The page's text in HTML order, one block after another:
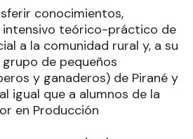
conocimientos,
intensivo teórico-práctico de
a la comunidad rural y, a su
de pequeños
y ganaderos) de Pirané y
igual que a alumnos de la
en Producción